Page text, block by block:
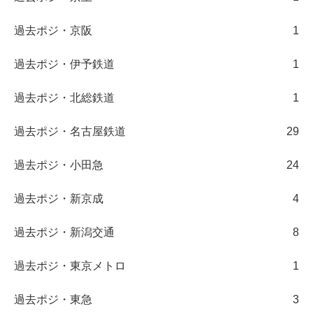
過去ポジ・京阪 1
過去ポジ・伊予鉄道 1
過去ポジ・北総鉄道 1
過去ポジ・名古屋鉄道 29
過去ポジ・小田急 24
過去ポジ・新京成 4
過去ポジ・新潟交通 8
過去ポジ・東京メトロ 1
過去ポジ・東急 3